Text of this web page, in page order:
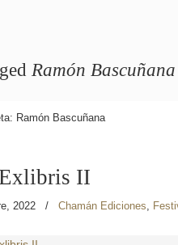
Ramón Bascuñana
Ramón Bascuñana
II
2022 / Chamán Ediciones,